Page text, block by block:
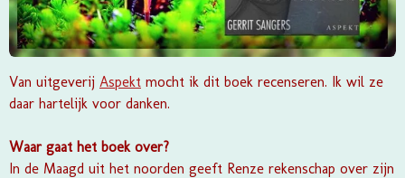
Van uitgeverij Aspekt mocht ik dit boek recenseren. Ik wil ze
daar hartelijk voor danken.
Waar gaat het boek over?
In de Maagd uit het noorden geeft Renze rekenschap over zijn